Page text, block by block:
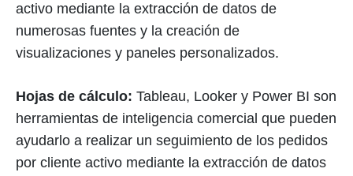
activo mediante la extracción de datos de
numerosas fuentes y la creación de
visualizaciones y paneles personalizados.
Hojas de cálculo: Tableau, Looker y Power BI son
herramientas de inteligencia comercial que pueden
ayudarlo a realizar un seguimiento de los pedidos
por cliente activo mediante la extracción de datos